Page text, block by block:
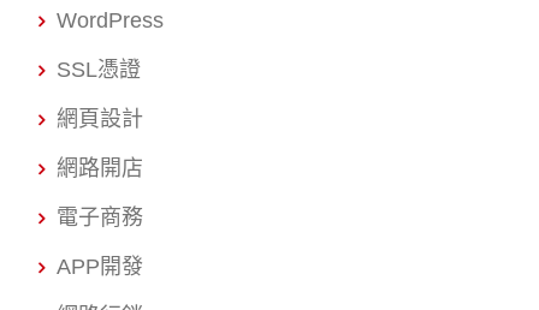
WordPress
SSL憑證
網頁設計
網路開店
電子商務
APP開發